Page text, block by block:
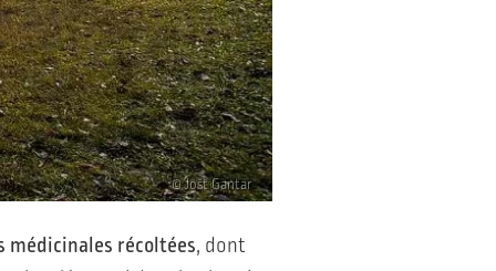
© Jošt Gantar
récoltées, dont